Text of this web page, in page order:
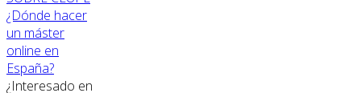
¿Dónde hacer
un máster
online en
España?
¿Interesado en